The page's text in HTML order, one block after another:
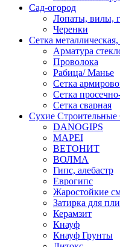
Сад-огород
Лопаты, вилы,
Черенки
Сетка
Арматура
Проволока
Рабица/ Манье
Сетка
Сетка
Сетка сварная
Сухие Строительные
DANOGIPS
MAPEI
ВЕТОНИТ
ВОЛМА
Гипс, алебастр
Еврогипс
Жаростойкие
Затирка для
Керамзит
Кнауф
Кнауф Грунты